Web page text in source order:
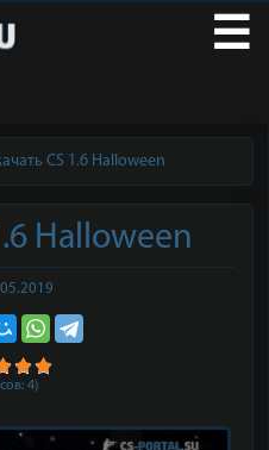
☰
CS 1.6 Halloween
Halloween
4)